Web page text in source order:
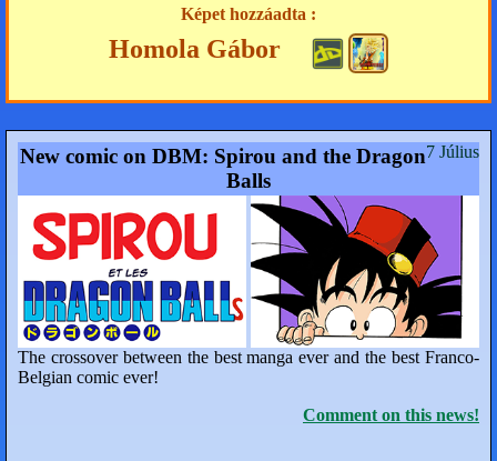
Képet hozzáadta :
Homola Gábor
7 Július
New comic on DBM: Spirou and the Dragon
Balls
The crossover between the best manga ever and the best Franco-
Belgian comic ever!
Comment on this news!